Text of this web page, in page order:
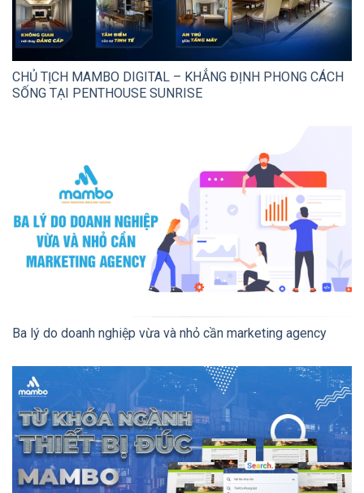
CHỦ TỊCH MAMBO DIGITAL – KHẲNG ĐỊNH PHONG CÁCH
SỐNG TẠI PENTHOUSE SUNRISE
Ba lý do doanh nghiệp vừa và nhỏ cần marketing agency